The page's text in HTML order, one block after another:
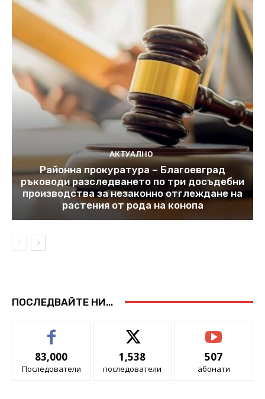
АКТУАЛНО
Районна прокуратура – Благоевград
ръководи разследването по три досъдебни
производства за незаконно отглеждане на
растения от рода на конопа
ПОСЛЕДВАЙТЕ НИ...
83,000
Последователи
1,538
последователи
507
абонати